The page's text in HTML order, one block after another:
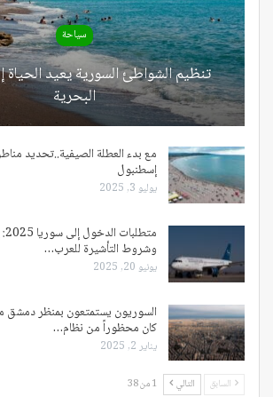
سياحة
تنظيم الشواطئ السورية يعيد الحياة
البحرية
مع بدء العطلة الصيفية..تحديد
إسطنبول
يوليو 3, 2025
وشروط التأشيرة للعرب…
يونيو 20, 2025
السوريون يستمتعون بمنظر دمشق
كان محظوراً من نظام…
يناير 2, 2025
السابق التالي 1 من 38